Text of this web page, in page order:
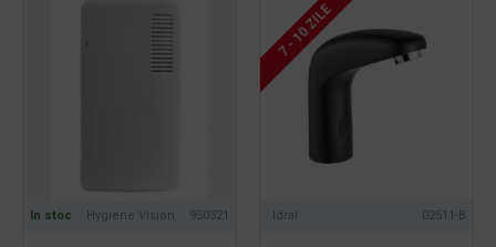
In stoc Hygiene Vision 950321
7 - 10 ZILE
Idral 02511-B